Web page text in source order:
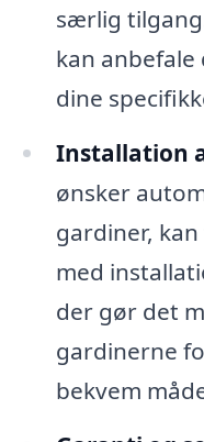
særlig
kan
dine
Installation
ønsker
gardiner,
med
der gør det
gardinerne
bekvem